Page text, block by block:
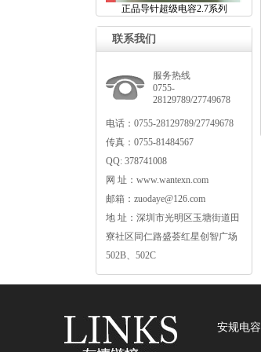
正品导针超级电容2.7系列
联系我们
服务热线
0755-
28129789/27749678
电话：0755-28129789/27749678
传真：0755-81484567
QQ:378741008
网址：www.wantexn.com
邮箱：zuodaye@126.com
地址：深圳市光明区玉塘街道田
寮社区同仁路盛荟红星创智广场
502B、502C
安规电容